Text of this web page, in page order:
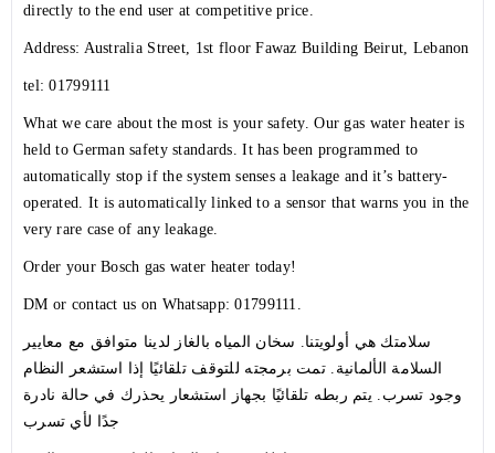
directly to the end user at competitive price.
Address: Australia Street, 1st floor Fawaz Building Beirut, Lebanon
tel:01799111
What we care about the most is your safety. Our gas water heater is
held to German safety standards. It has been programmed to
automatically stop if the system senses a leakage and it’s battery-
operated. It is automatically linked to a sensor that warns you in the
very rare case of any leakage.
Order your Bosch gas water heater today!
DM or contact us on Whatsapp: 01799111.
سلامتك هي أولويتنا. سخان المياه بالغاز لدينا متوافق مع معايير
السلامة الألمانية. تمت برمجته للتوقف تلقائيًا إذا استشعر النظام
وجود تسرب. يتم ربطه تلقائيًا بجهاز استشعار يحذرك في حالة نادرة
جدًا لأي تسرب